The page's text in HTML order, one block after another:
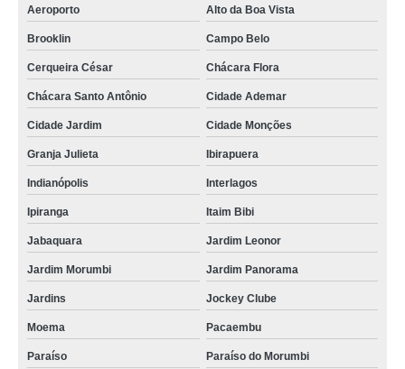
acompanhante para idosos empresa Jardim Leonor
acompanhante idoso City América
empresa especializada em acompanhante de idosos em hospitais Campo
Belo
empresa especializada em acompanhante de idoso e babá Chácara Santo
Antônio
acompanhante de idoso diurno Santo Amaro
acompanhante de idosos acamados Cerqueira César
acompanhante para idosos Perdizes
onde contratar acompanhante de idoso cama Paraíso
Aeroporto
Alto da Boa Vista
Brooklin Campo Belo
Cerqueira César Chácara Flora
Chácara Santo Antônio Cidade Ademar
Cidade Jardim Cidade Monções
Granja Julieta Ibirapuera
Indianópolis Interlagos
Ipiranga Itaim Bibi
Jabaquara Jardim Leonor
Jardim Morumbi Jardim Panorama
Jardins Jockey Clube
Moema Pacaembu
Paraíso Paraíso do Morumbi